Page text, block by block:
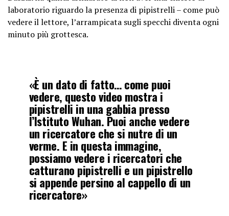
laboratorio riguardo la presenza di pipistrelli – come può
vedere il lettore, l’arrampicata sugli specchi diventa ogni
minuto più grottesca.
«È un dato di fatto… come puoi
vedere, questo video mostra i
pipistrelli in una gabbia presso
l’Istituto Wuhan. Puoi anche vedere
un ricercatore che si nutre di un
verme. E in questa immagine,
possiamo vedere i ricercatori che
catturano pipistrelli e un pipistrello
si appende persino al cappello di un
ricercatore»